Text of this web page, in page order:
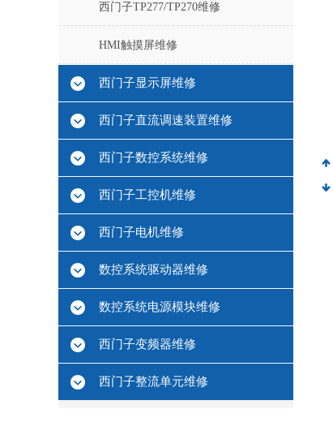
西门子TP277/TP270维修
HMI触摸屏维修
西门子显示屏维修
西门子直流调速装置维修
西门子数控系统维修
西门子工控机维修
西门子电机维修
数控系统驱动器维修
数控系统电源模块维修
西门子变频器维修
西门子整流单元维修